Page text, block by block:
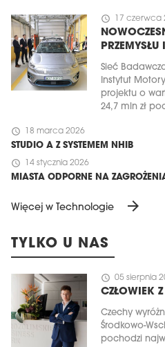
schedule 17 czerwca
Sieć
Instytut
projektu o
24,7 mln zł
schedule 18 marca 2026
STUDIO A Z SYSTEMEM NHIB
schedule 14 stycznia 2026
MIASTA ODPORNE NA
Więcej w Technologie arrow_forward
TYLKO U NAS
schedule 05 sierpnia
CZŁOWIEK
Czechy
Środkowo-
pochodzi